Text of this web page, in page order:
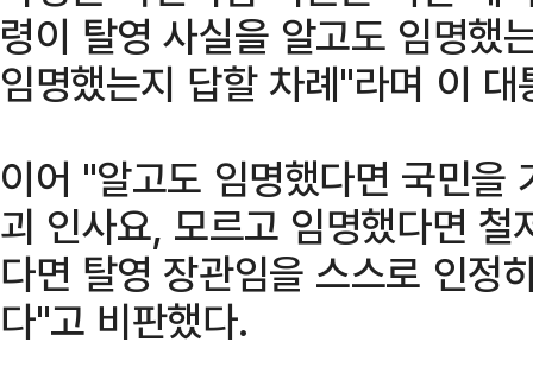
령이 탈영 사실을 알고도 임명했
임명했는지 답할 차례"라며 이
이어 "알고도 임명했다면 국민을
괴 인사요, 모르고 임명했다면
다면 탈영 장관임을 스스로 인정
다"고 비판했다.